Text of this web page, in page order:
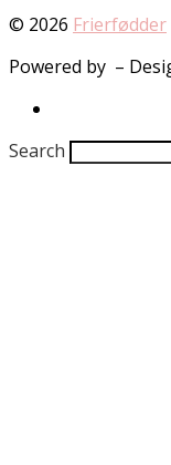
© 2026 Frierfødder
Powered by –
Search